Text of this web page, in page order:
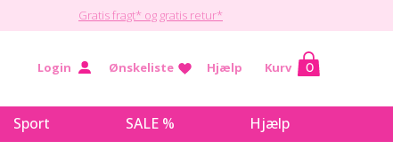
Gratis fragt* og gratis retur*
Kurv 0
Hjælp
Ønskeliste
Login
Sport SALE % Hjælp